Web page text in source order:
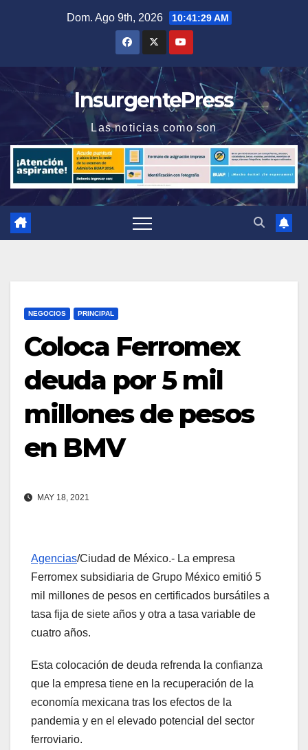
Dom. Ago 9th, 2026 10:41:29 AM
InsurgentePress
Las noticias como son
NEGOCIOS PRINCIPAL
Coloca Ferromex
deuda por 5 mil
millones de pesos
en BMV
MAY 18, 2021
Agencias/Ciudad de México.- La empresa
Ferromex subsidiaria de Grupo México emitió 5
mil millones de pesos en certificados bursátiles a
tasa fija de siete años y otra a tasa variable de
cuatro años.
Esta colocación de deuda refrenda la confianza
que la empresa tiene en la recuperación de la
economía mexicana tras los efectos de la
pandemia y en el elevado potencial del sector
ferroviario.